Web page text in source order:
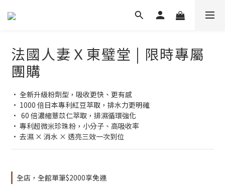
法國人妻Ｘ東璧堂 | 限時專屬
團購
• 全新升級粉劑型，吸收更快、更有感
• 1000 倍日本專利紅豆萃取，排水力更明確
•  60 倍濃縮薏苡仁萃取，排濕循環強化
• 專利超微米珍珠粉，小分子、高吸收率
• 去濕 × 消水 × 透亮三效一次到位
全店，全館單筆$2000享免運